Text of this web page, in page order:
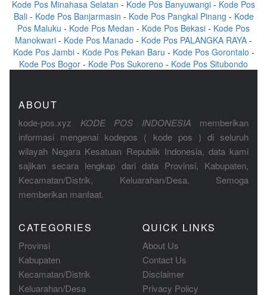
Kode Pos Minahasa Selatan - Kode Pos Banyuwangi - Kode Pos
Bali- Kode Pos Banjarmasin - Kode Pos Pangkal Pinang - Kode
Pos Maluku - Kode Pos Medan - Kode Pos Bekasi - Kode Pos
Manokwari - Kode Pos Manado - Kode Pos PALANGKA RAYA -
Kode Pos Jambi- Kode Pos Pekan Baru - Kode Pos Gorontalo -
Kode Pos Bogor - Kode Pos Sukoreno - Kode Pos Situbondo
ABOUT
kode-pos.xyz KODE POS INDONESIA memberikan
informasi mengenai kodepos ( kode pos ) di seluruh
wilayah Negara Kesatuan Republik Indonesia, data kami
sajikan secara lengkap dari data Provinsi, Kabupaten,
Kecamatan/Distrik, Keluarahan/Desa. Semoga
memberikan manfaat.
CATEGORIES
Provinsi
Kabupaten
Kecamatan/Distrik
Keluarahan/Desa
QUICK LINKS
About Us
Contact Us
Disclaimer
Privacy Policy